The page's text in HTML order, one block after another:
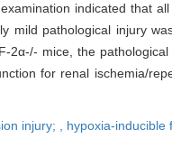
indicated that
mild pathological injury
mice, the
for renal ischemia/
injury; , hypoxia-inducible